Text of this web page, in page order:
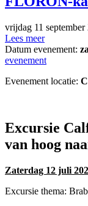
vrijdag 11 september
Lees meer
Datum evenement:
evenement
Evenement locatie:
Excursie
van hoog
Zaterdag 12 juli
Excursie thema: